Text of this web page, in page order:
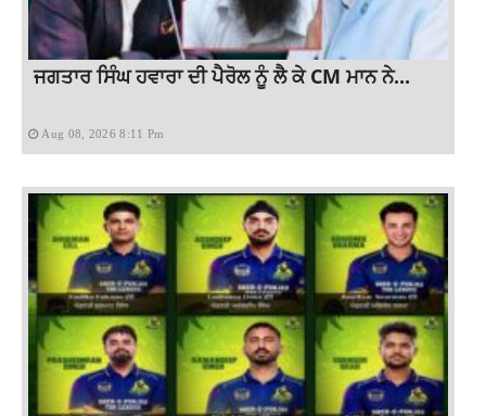
ਜਗਤਾਰ ਸਿੰਘ ਹਵਾਰਾ ਦੀ ਪੈਰੋਲ ਨੂੰ ਲੈ ਕੇ CM ਮਾਨ ਨੇ...
Aug 08, 2026 8:11 Pm